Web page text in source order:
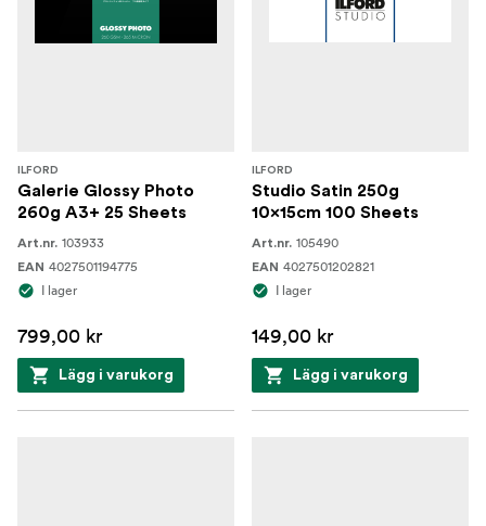
ILFORD
Galerie Glossy Photo
260g A3+ 25 Sheets
Art.nr. 103933
EAN 4027501194775
I lager
799,00 kr
Lägg i varukorg
ILFORD
Studio Satin 250g
10x15cm 100 Sheets
Art.nr. 105490
EAN 4027501202821
I lager
149,00 kr
Lägg i varukorg